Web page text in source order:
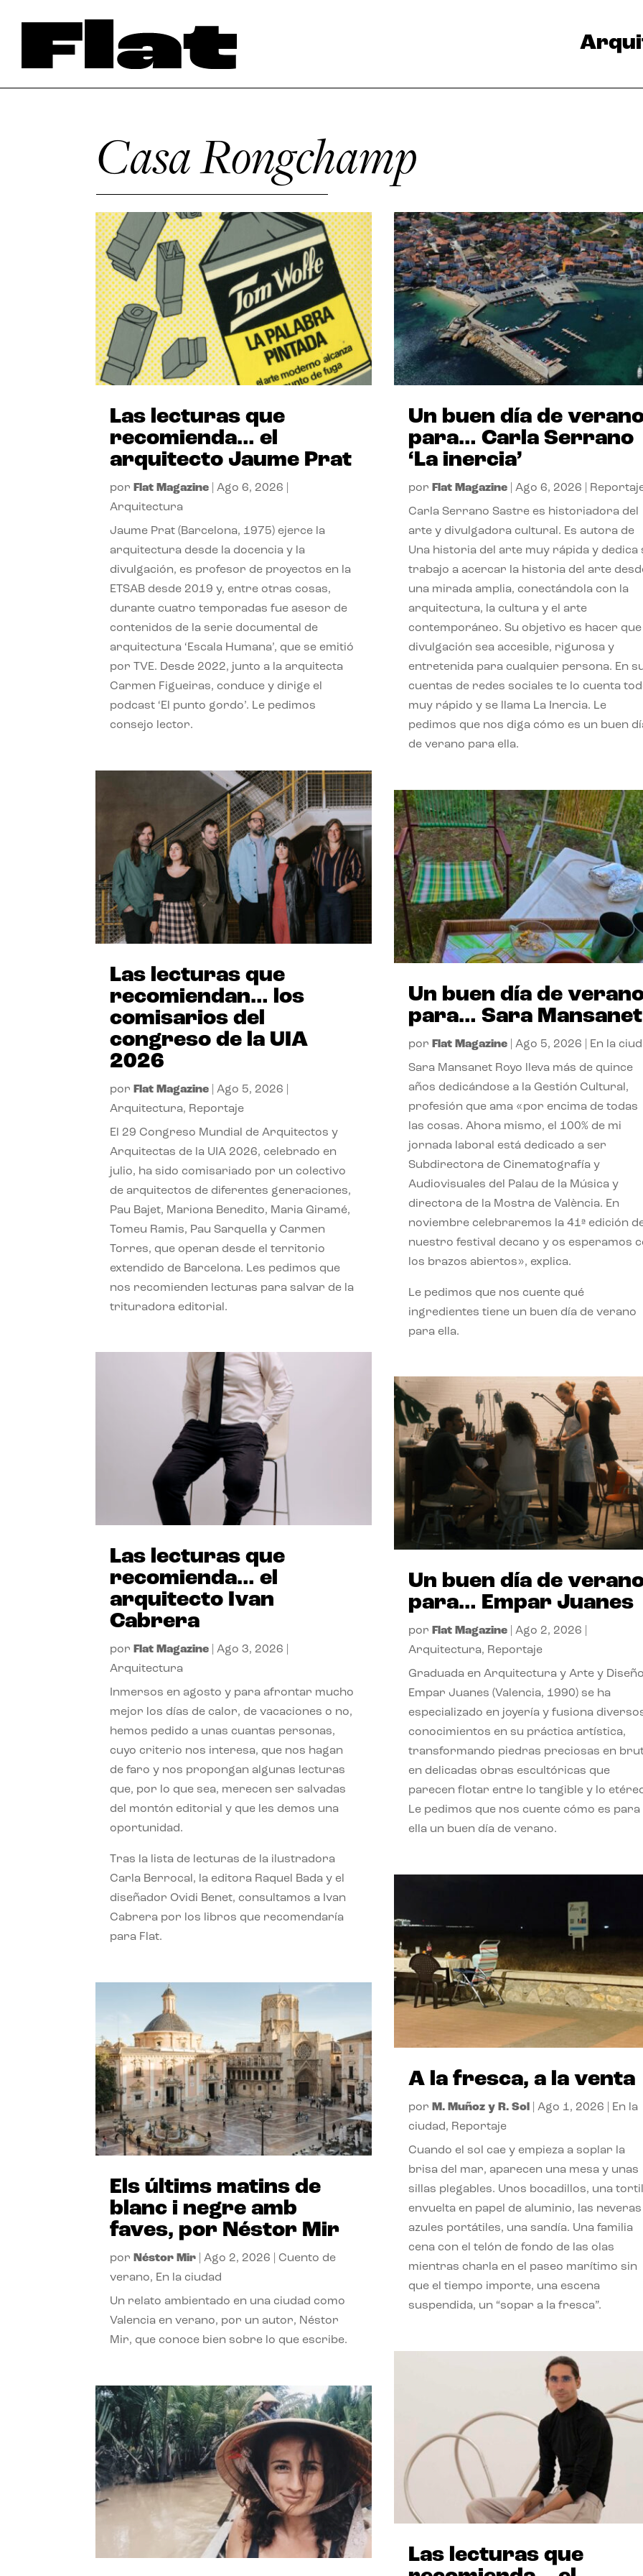
Casa Rongchamp
Las lecturas que
recomienda… el
arquitecto Jaume Prat
por Flat Magazine |Ago 6, 2026
Arquitectura
Jaume Prat (Barcelona, 1975) ejerce la
arquitectura desde la docencia y la
divulgación, es profesor de proyectos en la
ETSAB desde 2019 y, entre otras cosas,
durante cuatro temporadas fue asesor de
contenidos de la serie documental de
arquitectura ‘Escala Humana’, que se emitió
por TVE. Desde 2022, junto a la arquitecta
Carmen Figueiras, conduce y dirige el
podcast ‘El punto gordo’. Le pedimos
consejo lector.
Las lecturas que
recomiendan… los
comisarios del
congreso de la UIA
2026
por Flat Magazine |Ago 5, 2026
Arquitectura, Reportaje
El 29 Congreso Mundial de Arquitectos y
Arquitectas de la UIA 2026, celebrado en
julio, ha sido comisariado por un colectivo
de arquitectos de diferentes generaciones,
Pau Bajet, Mariona Benedito, Maria Giramé,
Tomeu Ramis, Pau Sarquella y Carmen
Torres, que operan desde el territorio
extendido de Barcelona. Les pedimos que
nos recomienden lecturas para salvar de la
trituradora editorial.
Las lecturas que
recomienda… el
arquitecto Ivan
Cabrera
por Flat Magazine |Ago 3, 2026
Arquitectura
Inmersos en agosto y para afrontar mucho
mejor los días de calor, de vacaciones o no,
hemos pedido a unas cuantas personas,
cuyo criterio nos interesa, que nos hagan
de faro y nos propongan algunas lecturas
que, por lo que sea, merecen ser salvadas
del montón editorial y que les demos una
oportunidad.
Tras la lista de lecturas de la ilustradora
Carla Berrocal, la editora Raquel Bada y el
diseñador Ovidi Benet, consultamos a Ivan
Cabrera por los libros que recomendaría
para Flat.
Els últims matins de
blanc i negre amb
faves, por Néstor Mir
por Néstor Mir |Ago 2, 2026 |Cuento de
verano, En la ciudad
Un relato ambientado en una ciudad como
Valencia en verano, por un autor, Néstor
Mir, que conoce bien sobre lo que escribe.
Un buen día de
para… Carla Serrano
‘La inercia’
por Flat Magazine| Ago 6, 2026
Carla Serrano Sastre es historiadora del
arte y divulgadora cultural. Es autora de
Una historia del arte muy rápida y dedica
trabajo a acercar la historia del arte
una mirada amplia, conectándola con la
arquitectura, la cultura y el arte
contemporáneo. Su objetivo es hacer que
divulgación sea accesible, rigurosa y
entretenida para cualquier persona. En
cuentas de redes sociales te lo cuenta
muy rápido y se llama La Inercia. Le
pedimos que nos diga cómo es un buen
de verano para ella.
Un buen día de
para… Sara Mansanet
por Flat Magazine| Ago 5, 2026 En la
Sara Mansanet Royo lleva más de quince
años dedicándose a la Gestión Cultural,
profesión que ama «por encima de todas
las cosas. Ahora mismo, el 100% de mi
jornada laboral está dedicado a ser
Subdirectora de Cinematografía y
Audiovisuales del Palau de la Música y
directora de la Mostra de València. En
noviembre celebraremos la 41ª edición
nuestro festival decano y os esperamos
los brazos abiertos», explica.
Le pedimos que nos cuente qué
ingredientes tiene un buen día de verano
para ella.
Un buen día de
para… Empar Juanes
por Flat Magazine| Ago 2, 2026
Arquitectura, Reportaje
Graduada en Arquitectura y Arte y
Empar Juanes (Valencia, 1990) se ha
especializado en joyería y fusiona
conocimientos en su práctica artística,
transformando piedras preciosas en
en delicadas obras escultóricas que
parecen flotar entre lo tangible y lo
Le pedimos que nos cuente cómo es para
ella un buen día de verano.
A la fresca, a la venta
por M. Muñoz y R. Sol Ago 1, 2026
En la
ciudad, Reportaje
Cuando el sol cae y empieza a soplar la
brisa del mar, aparecen una mesa y unas
sillas plegables. Unos bocadillos, una
envuelta en papel de aluminio, las neveras
azules portátiles, una sandía. Una familia
cena con el telón de fondo de las olas
mientras charla en el paseo marítimo sin
que el tiempo importe, una escena
suspendida, un “sopar a la fresca”.
Las lecturas que